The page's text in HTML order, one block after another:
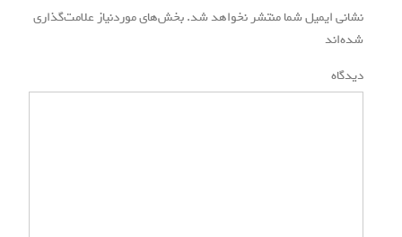
شما منتشر نخواهد شد.بخش‌های موردنیاز علامت‌گذاری